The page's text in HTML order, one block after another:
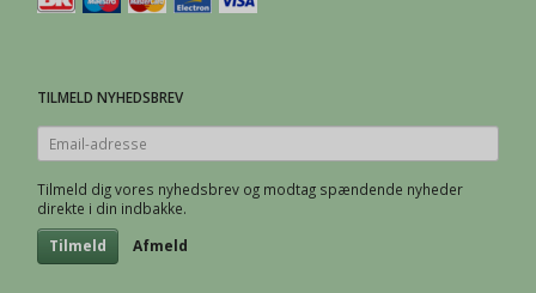
TILMELD NYHEDSBREV
Email-
adresse
Tilmeld dig vores nyhedsbrev og modtag spændende nyheder
direkte i din indbakke.
Tilmeld Afmeld